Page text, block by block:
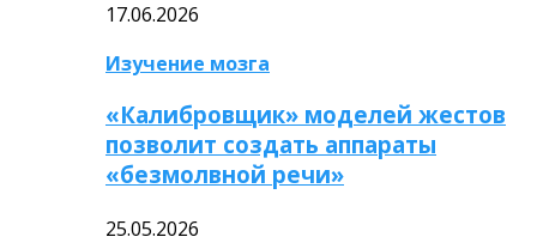
17.06.2026
Изучение мозга
«Калибровщик» моделей жестов
позволит создать аппараты
«безмолвной речи»
25.05.2026